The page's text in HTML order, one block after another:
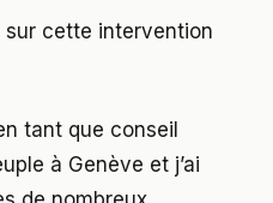
sur cette intervention
tant que conseil
à Genève et j’ai